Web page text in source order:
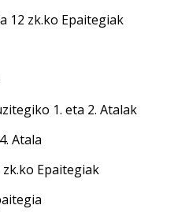
12 zk.ko Epaitegiak
1. eta 2. Atalak
Atala
Epaitegiak